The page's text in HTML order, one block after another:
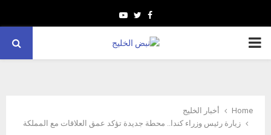
Facebook
Twitter
Youtube
PRIMARY
Home
أخبار الخليج
زيارة رئيس وزراء كندا.. محطة جديدة تؤكد عمق العلاقات مع المملكة